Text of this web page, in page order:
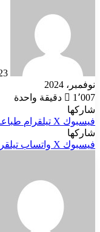
23 نوفمبر،
نوفمبر، 2024
1٬007
دقيقة واحدة
شاركها
فيسبوك ‫X تيلقرام
شاركها
فيسبوك ‫X واتساب